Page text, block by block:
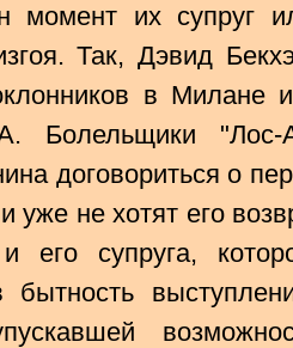
момент их супруг
Так, Дэвид
в Милане
"Лос-
договориться о
уже не хотят его
его супруга,